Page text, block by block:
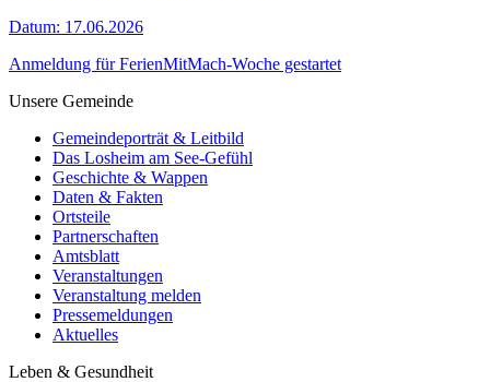
Datum: 17.06.2026
Anmeldung für FerienMitMach-Woche gestartet
Unsere Gemeinde
Gemeindeporträt & Leitbild
Das Losheim am See-Gefühl
Geschichte & Wappen
Daten & Fakten
Ortsteile
Partnerschaften
Amtsblatt
Veranstaltungen
Veranstaltung melden
Pressemeldungen
Aktuelles
Leben & Gesundheit